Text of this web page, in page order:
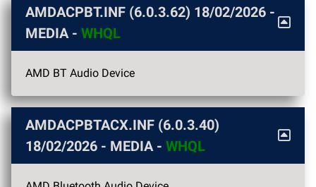
AMDACPBT.INF (6.0.3.62) 18/02/2026 -
MEDIA - WHQL
AMD BT Audio Device
AMDACPBTACX.INF (6.0.3.40)
18/02/2026 - MEDIA - WHQL